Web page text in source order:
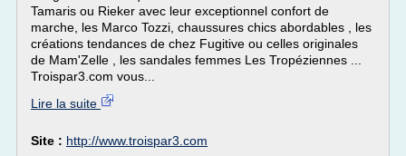
Tamaris ou Rieker avec leur exceptionnel confort de
marche, les Marco Tozzi, chaussures chics abordables , les
créations tendances de chez Fugitive ou celles originales
de Mam'Zelle , les sandales femmes Les Tropéziennes ...
Troispar3.com vous...
Lire la suite
Site : http://www.troispar3.com